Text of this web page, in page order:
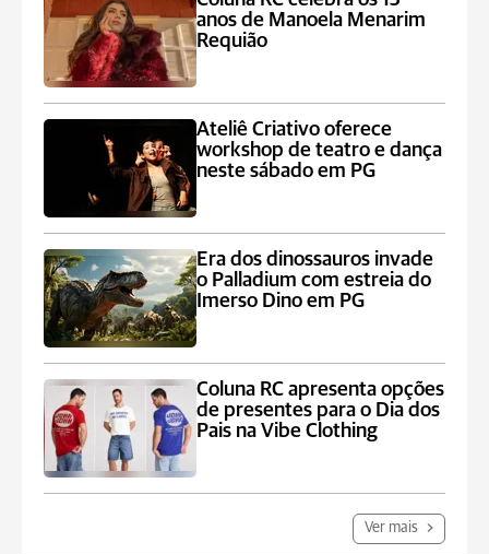
anos de Manoela Menarim
Requião
Ateliê Criativo oferece
workshop de teatro e dança
neste sábado em PG
Era dos dinossauros invade
o Palladium com estreia do
Imerso Dino em PG
Coluna RC apresenta opções
de presentes para o Dia dos
Pais na Vibe Clothing
Ver mais